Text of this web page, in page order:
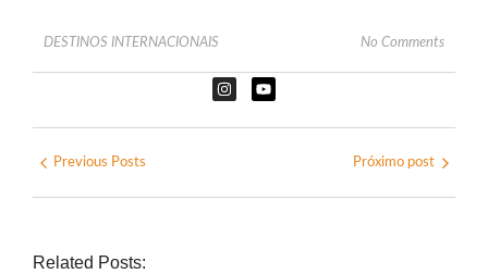
DESTINOS INTERNACIONAIS No Comments
Previous Posts Próximo post
Related Posts: